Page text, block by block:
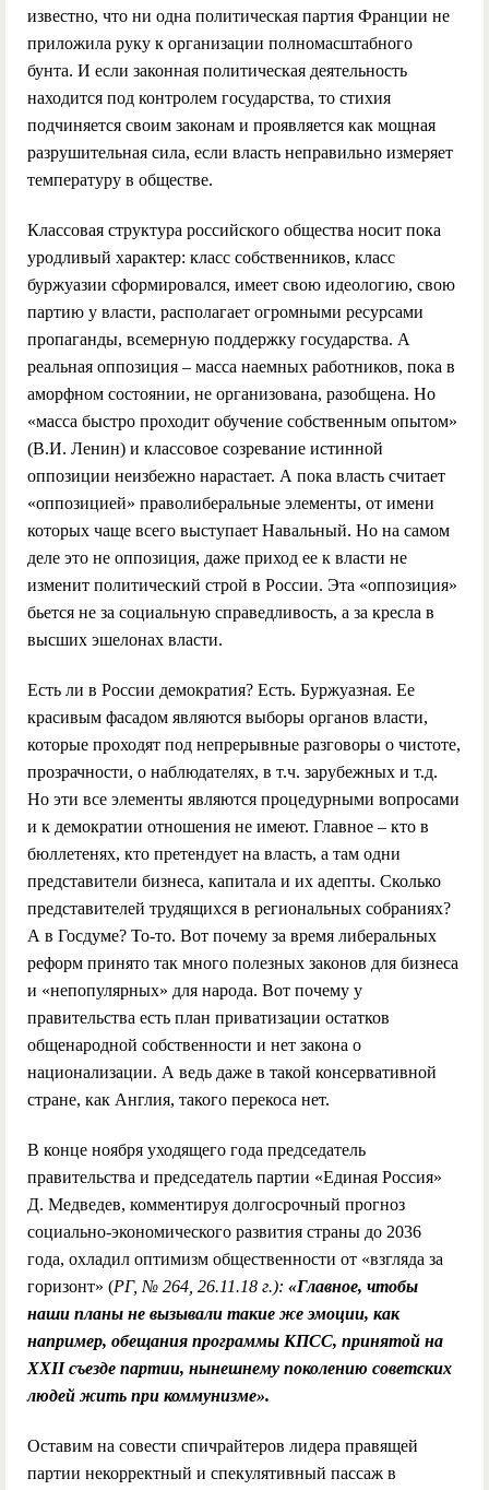
известно, что ни одна политическая партия Франции не
приложила руку к организации полномасштабного
бунта. И если законная политическая деятельность
находится под контролем государства, то стихия
подчиняется своим законам и проявляется как мощная
разрушительная сила, если власть неправильно измеряет
температуру в обществе.
Классовая структура российского общества носит пока
уродливый характер: класс собственников, класс
буржуазии сформировался, имеет свою идеологию, свою
партию у власти, располагает огромными ресурсами
пропаганды, всемерную поддержку государства. А
реальная оппозиция – масса наемных работников, пока в
аморфном состоянии, не организована, разобщена. Но
«масса быстро проходит обучение собственным опытом»
(В.И. Ленин) и классовое созревание истинной
оппозиции неизбежно нарастает. А пока власть считает
«оппозицией» праволиберальные элементы, от имени
которых чаще всего выступает Навальный. Но на самом
деле это не оппозиция, даже приход ее к власти не
изменит политический строй в России. Эта «оппозиция»
бьется не за социальную справедливость, а за кресла в
высших эшелонах власти.
Есть ли в России демократия? Есть. Буржуазная. Ее
красивым фасадом являются выборы органов власти,
которые проходят под непрерывные разговоры о чистоте,
прозрачности, о наблюдателях, в т.ч. зарубежных и т.д.
Но эти все элементы являются процедурными вопросами
и к демократии отношения не имеют. Главное – кто в
бюллетенях, кто претендует на власть, а там одни
представители бизнеса, капитала и их адепты. Сколько
представителей трудящихся в региональных собраниях?
А в Госдуме? То-то. Вот почему за время либеральных
реформ принято так много полезных законов для бизнеса
и «непопулярных» для народа. Вот почему у
правительства есть план приватизации остатков
общенародной собственности и нет закона о
национализации. А ведь даже в такой консервативной
стране, как Англия, такого перекоса нет.
В конце ноября уходящего года председатель
правительства и председатель партии «Единая Россия»
Д. Медведев, комментируя долгосрочный прогноз
социально-экономического развития страны до 2036
года, охладил оптимизм общественности от «взгляда за
горизонт» (РГ, № 264, 26.11.18 г.): «Главное, чтобы
наши планы не вызывали такие же эмоции, как
например, обещания программы КПСС, принятой на
XXII съезде партии, нынешнему поколению советских
людей жить при коммунизме».
Оставим на совести спичрайтеров лидера правящей
партии некорректный и спекулятивный пассаж в